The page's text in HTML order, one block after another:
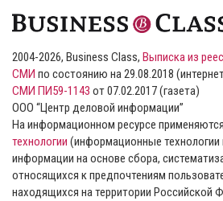
2004-2026, Business Class, Выписка из
СМИ по состоянию на 29.08.2018
СМИ ПИ59-1143 от 07.02.2017 (газета)
ООО “Центр деловой информации”
На информационном ресурсе применяются
технологии (информационные технологии
информации на основе сбора,
относящихся к предпочтениям
находящихся на территории Российской